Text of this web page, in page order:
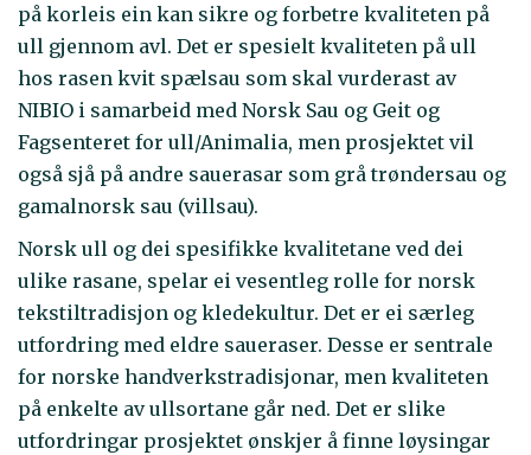
på korleis ein kan sikre og forbetre kvaliteten på
ull gjennom avl. Det er spesielt kvaliteten på ull
hos rasen kvit spælsau som skal vurderast av
NIBIO i samarbeid med Norsk Sau og Geit og
Fagsenteret for ull/Animalia, men prosjektet vil
også sjå på andre sauerasar som grå trøndersau og
gamalnorsk sau (villsau).
Norsk ull og dei spesifikke kvalitetane ved dei
ulike rasane, spelar ei vesentleg rolle for norsk
tekstiltradisjon og kledekultur. Det er ei særleg
utfordring med eldre saueraser. Desse er sentrale
for norske handverkstradisjonar, men kvaliteten
på enkelte av ullsortane går ned. Det er slike
utfordringar prosjektet ønskjer å finne løysingar